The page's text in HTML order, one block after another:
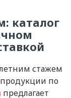
каталог
стажем
по
предлагает